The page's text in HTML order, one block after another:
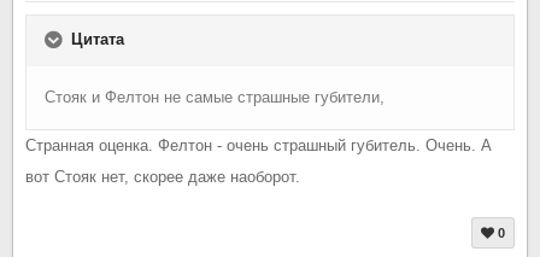
Цитата
Стояк и Фелтон не самые страшные губители,
Странная оценка. Фелтон - очень страшный губитель. Очень. А
вот Стояк нет, скорее даже наоборот.
0